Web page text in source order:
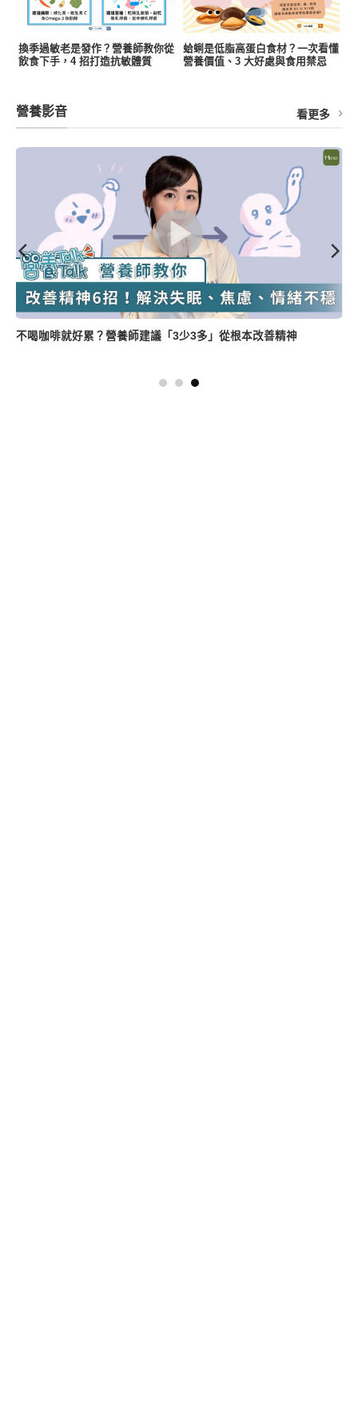
換季過敏老是發作？營養師教你從
飲食下手，4 招打造抗敏體質
蛤蜊是低脂高蛋白食材？一次看懂
營養價值、3 大好處與食用禁忌
營養影音 看更多
薑母鴨怎麼吃健康無負擔？營養師教三大美味訣竅